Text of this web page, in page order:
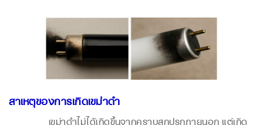
สาเหตุของการเกิดเขม่าดำ
เขม่าดำไม่ได้เกิดขึ้นจากคราบสกปรกภายนอก แต่เกิด